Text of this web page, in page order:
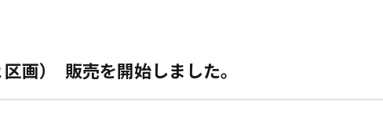
画） 販売を開始しました。